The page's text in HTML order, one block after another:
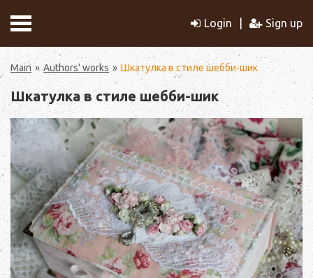
Login Sign up
Main Authors' works Шкатулка в стиле шебби-шик
Шкатулка в стиле шебби-шик